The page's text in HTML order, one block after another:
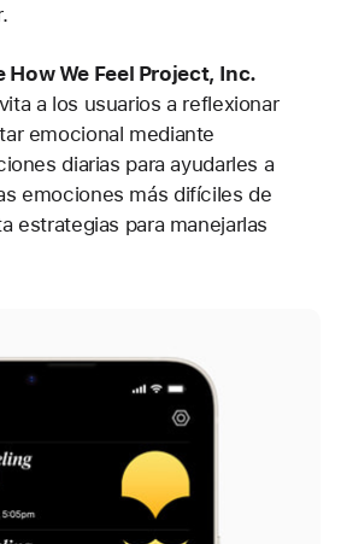
How We Feel Project, Inc.
a los usuarios a reflexionar
emocional mediante
diarias para ayudarles a
emociones más difíciles de
estrategias para manejarlas